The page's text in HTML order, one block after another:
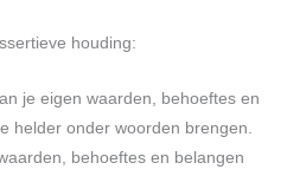
houding:
je eigen waarden, behoeftes en
helder onder woorden brengen.
behoeftes en belangen